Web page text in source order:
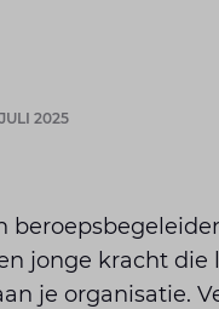
2025
jonge kracht
je organisatie.